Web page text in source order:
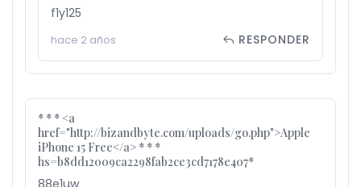
f1y125
hace 2 años RESPONDER
* * * <a
href="http://bizandbyte.com/uploads/go.php">Apple
iPhone 15 Free</a> * * *
hs=b8dd12009ca2298fab2ce3cd7178e407*